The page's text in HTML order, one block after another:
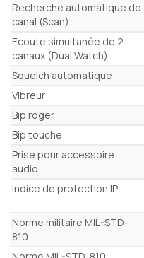
Recherche automatique de
canal (Scan)
Ecoute simultanée de 2
canaux (Dual Watch)
Squelch automatique
Vibreur
Bip roger
Bip touche
Prise pour accessoire
audio
Indice de protection IP
Norme militaire MIL-STD-
810